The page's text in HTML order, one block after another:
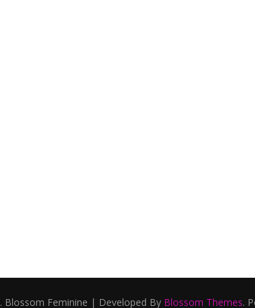
. Blossom Feminine | Developed By Blossom Themes.